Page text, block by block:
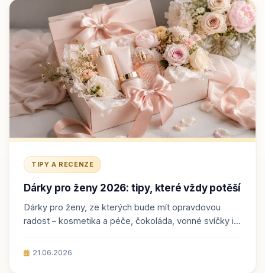
TIPY A RECENZE
Dárky pro ženy 2026: tipy, které vždy potěší
Dárky pro ženy, ze kterých bude mít opravdovou
radost – kosmetika a péče, čokoláda, vonné svíčky i...
21.06.2026